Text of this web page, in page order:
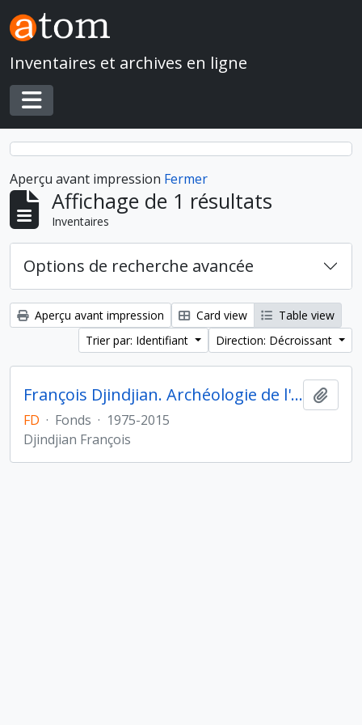
Skip to main content
Inventaires et archives en ligne
Toggle navigation
Aperçu avant impression Fermer
Affichage de 1 résultats
Inventaires
Options de recherche avancée
Aperçu avant impression Card view
Table view
Trier par: Identifiant
Direction: Décroissant
François Djindjian. Archéologie de l'Asie centrale
FD · Fonds · 1975-2015
Djindjian François